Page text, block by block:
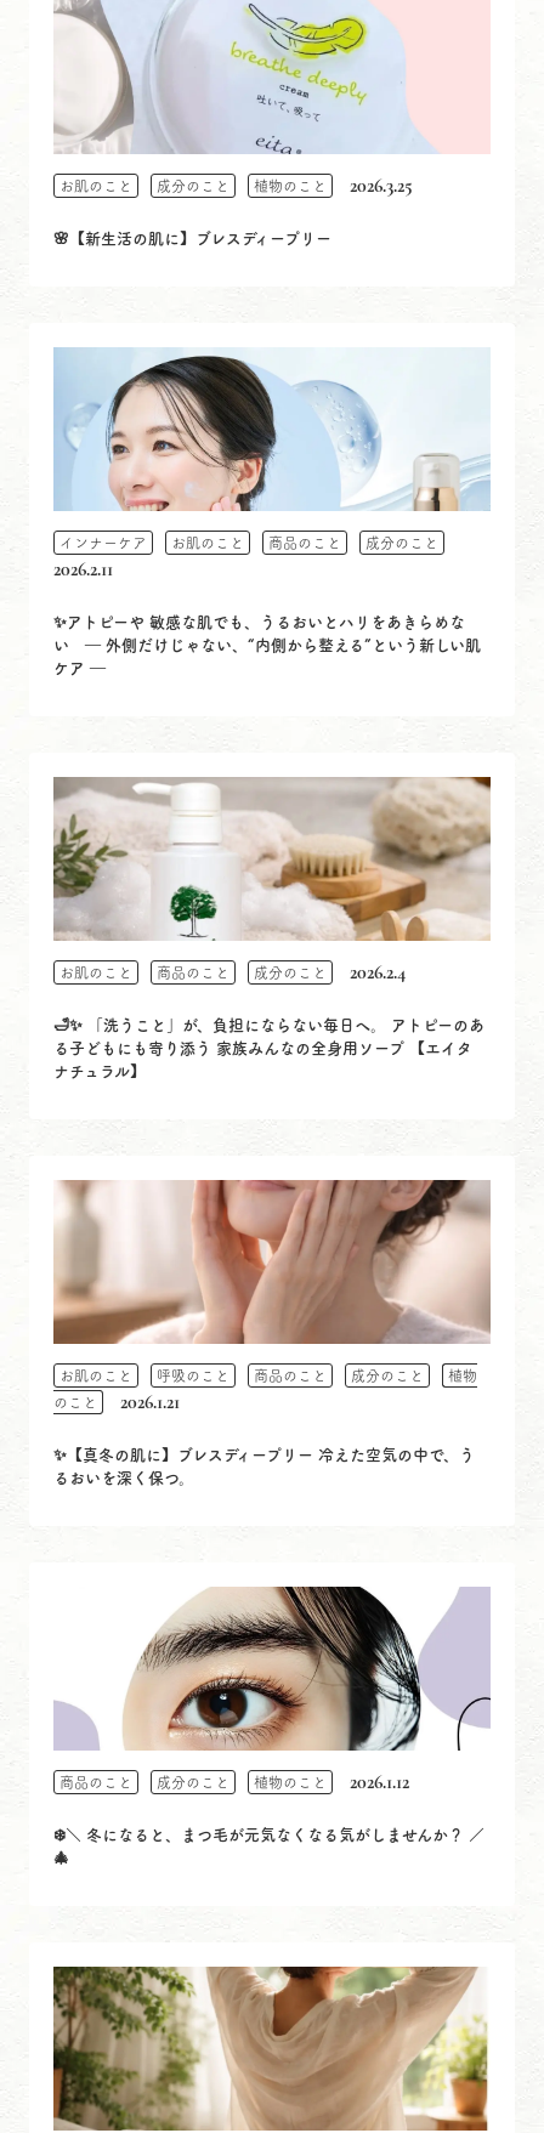
お肌のこと 成分のこと 植物のこと 2026.3.25
🌸【新生活の肌に】ブレスディープリー
インナーケア お肌のこと 商品のこと 成分のこと
2026.2.11
✨アトピーや 敏感な肌でも、うるおいとハリをあきらめな
い ― 外側だけじゃない、“内側から整える”という新しい肌
ケア ―
お肌のこと 商品のこと 成分のこと 2026.2.4
🛁✨ 「洗うこと」が、負担にならない毎日へ。 アトピーのあ
る子どもにも寄り添う 家族みんなの全身用ソープ 【エイタ
ナチュラル】
お肌のこと 呼吸のこと 商品のこと 成分のこと
植物
のこと
2026.1.21
✨【真冬の肌に】ブレスディープリー 冷えた空気の中で、う
るおいを深く保つ。
商品のこと 成分のこと 植物のこと 2026.1.12
❄️＼ 冬になると、まつ毛が元気なくなる気がしませんか？ ／
🎄